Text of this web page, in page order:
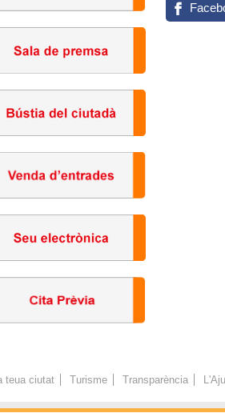
teua ciutat Turisme Transparència